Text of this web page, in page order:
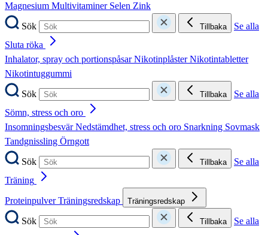
Magnesium Multivitaminer Selen Zink
Sök
Tillbaka
Se alla
Sluta röka
Inhalator, spray och portionspåsarNikotinplåsterNikotintabletter
Nikotintuggummi
Sök
Tillbaka
Se alla
Sömn, stress och oro
InsomningsbesvärNedstämdhet, stress och oro Snarkning Sovmask
Tandgnissling Örngott
Sök
Tillbaka
Se alla
Träning
ProteinpulverTräningsredskap Träningsredskap
Sök Tillbaka
Se alla